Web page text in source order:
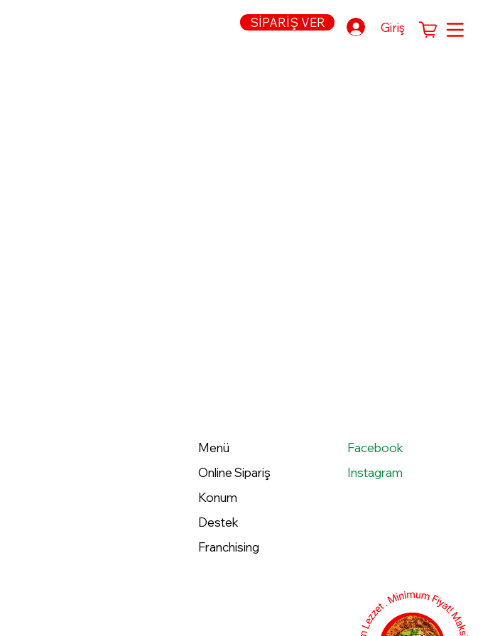
SİPARİŞ VER Giriş
Menü
Online Sipariş
Konum
Destek
Franchising
Facebook
Instagram